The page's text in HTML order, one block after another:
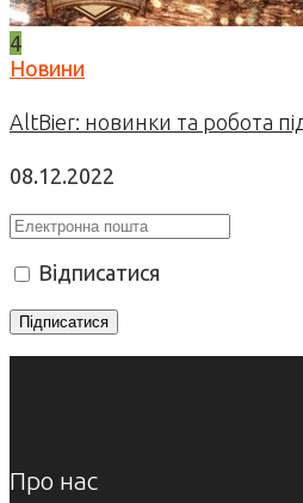
4
Новини
AltBier: новинки та робота
08.12.2022
Відписатися
Про нас